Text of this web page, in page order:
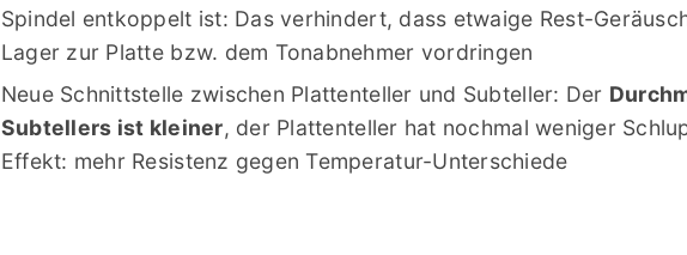
Spindel entkoppelt ist: Das verhindert, dass etwaige Rest-
Lager zur Platte bzw. dem Tonabnehmer vordringen
Neue Schnittstelle zwischen Plattenteller und Subteller: Der
Subtellers ist kleiner, der Plattenteller hat nochmal weniger
Effekt: mehr Resistenz gegen Temperatur-Unterschiede